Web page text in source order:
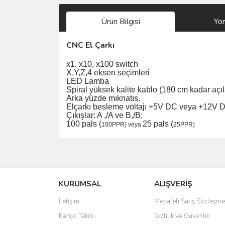
Ürün Bilgisi
CNC El Çarkı
x1, x10, x100 switch
X,Y,Z,4 eksen seçimleri
LED Lamba
Spiral yüksek kalite kablo (180 cm kadar
Arka yüzde mıknatıs.
Elçarkı besleme voltajı +5V DC veya
Çıkışlar: A ,/A ve B,/B;
100 pals (100PPR) veya 25 pals (25PPR)
Ürün resmi kalitesiz, bozuk veya görüntülenemiyor.
Ürün açıklamasında eksik bilgiler bulunuyor.
Ürün bilgilerinde hatalar bulunuyor.
KURUMSAL
İletişim
Kargo Takibi
ALIŞVERİŞ
Mesafeli Satış
Gizlilik ve Güvenlik